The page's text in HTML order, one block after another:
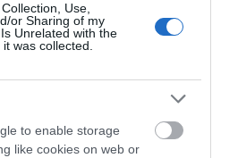
Use,
or Sharing of my
Unrelated with the
was collected.
to enable storage
like cookies on web or
τον 19ο αιώνα μέχρι
την δεκαετία του 1970
ΟΡΜΟΣ ΚΟΡΘΙΟΥ: Όταν η
08/2026